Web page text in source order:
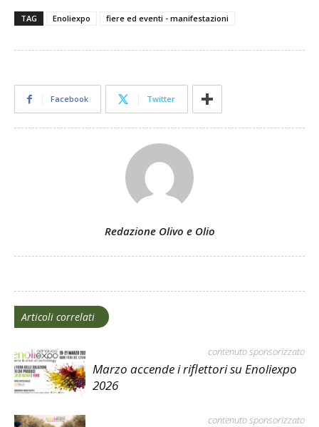
TAG Enoliexpo fiere ed eventi - manifestazioni
Facebook Twitter
Redazione Olivo e Olio
Articoli correlati
contenuto sponsorizzato
Marzo accende i riflettori su Enoliexpo
2026
contenuto sponsorizzato